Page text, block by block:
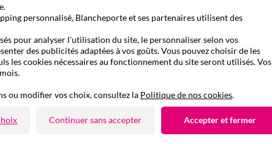
personnalisé, Blancheporte et ses partenaires utilisent des
pour analyser l'utilisation du site, le personnaliser selon vos
des publicités adaptées à vos goûts. Vous pouvez choisir de les
les cookies nécessaires au fonctionnement du site seront utilisés. Vos
ou modifier vos choix, consultez la Politique de nos cookies.
Continuer sans accepter Accepter et fermer